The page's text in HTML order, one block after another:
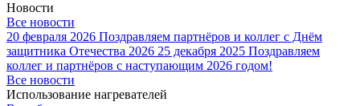
Новости
Все новости
20 февраля 2026 Поздравляем партнёров и коллег с Днём
защитника Отечества 2026 25 декабря 2025 Поздравляем
коллег и партнёров с наступающим 2026 годом!
Все новости
Использование нагревателей